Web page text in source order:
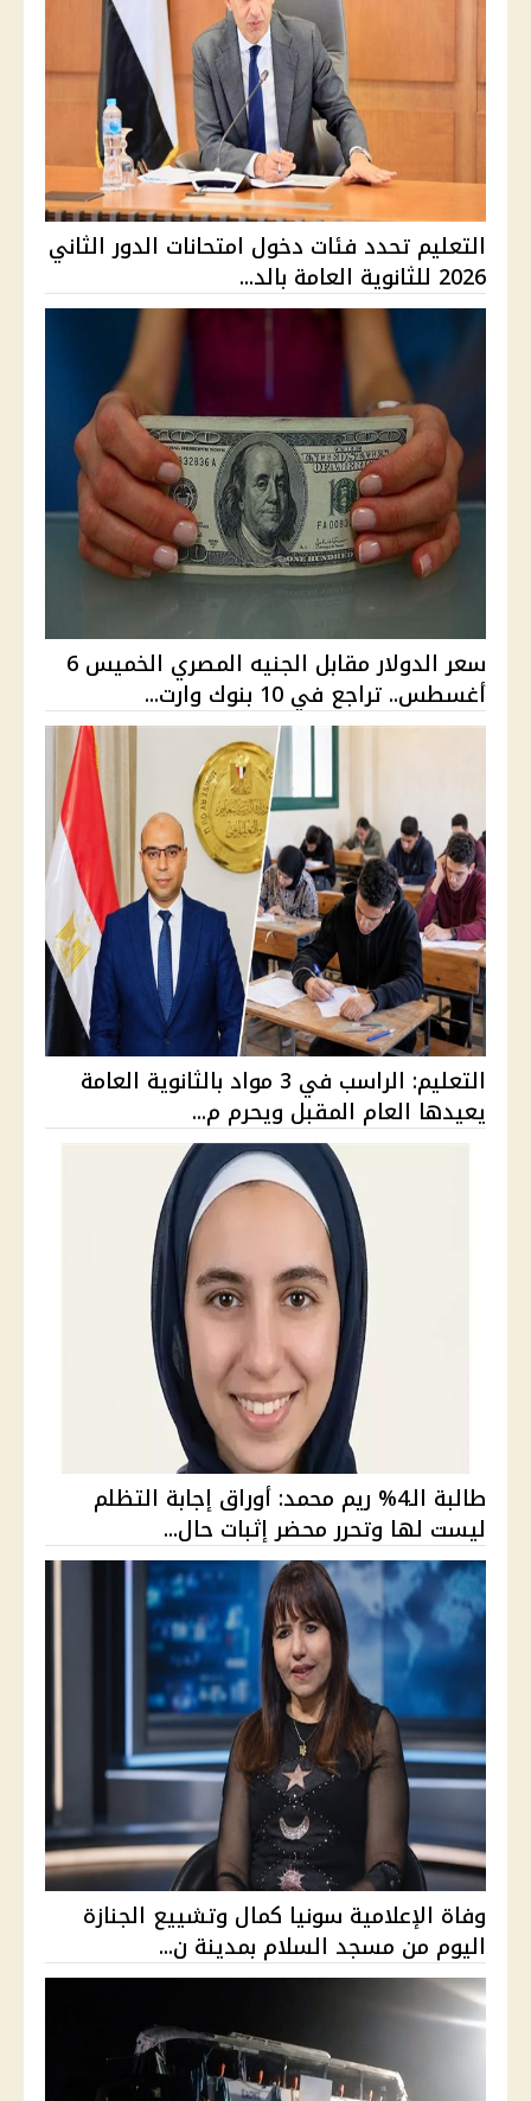
التعليم تحدد فئات دخول امتحانات الدور الثاني
2026 للثانوية العامة بالد...
سعر الدولار مقابل الجنيه المصري الخميس 6
أغسطس.. تراجع في 10 بنوك وارت...
التعليم: الراسب في 3 مواد بالثانوية العامة
يعيدها العام المقبل ويحرم م...
طالبة الـ4% ريم محمد: أوراق إجابة التظلم
ليست لها وتحرر محضر إثبات حال...
وفاة الإعلامية سونيا كمال وتشييع الجنازة
اليوم من مسجد السلام بمدينة ن...